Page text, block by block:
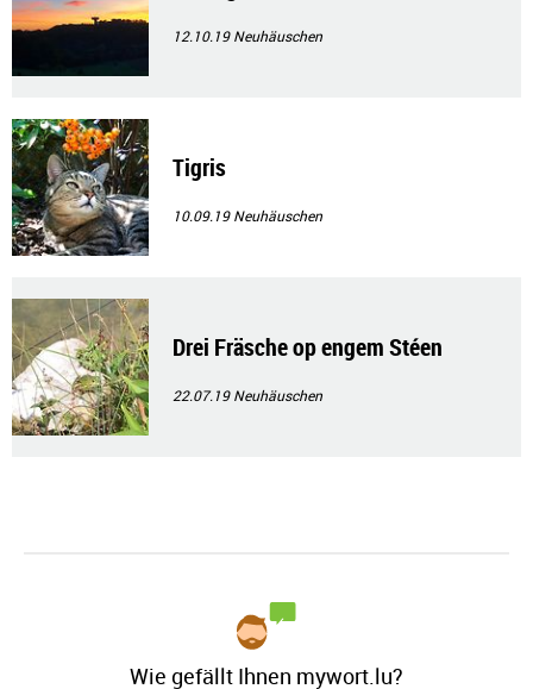
12.10.19Neuhäuschen
Tigris
10.09.19Neuhäuschen
Drei Fräsche op engem Stéen
22.07.19Neuhäuschen
Wie gefällt Ihnen mywort.lu?